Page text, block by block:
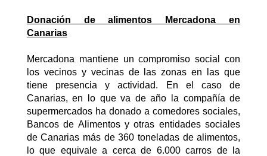
Donación de alimentos Mercadona en
Canarias
Mercadona mantiene un compromiso social con
los vecinos y vecinas de las zonas en las que
tiene presencia y actividad. En el caso de
Canarias, en lo que va de año la compañía de
supermercados ha donado a comedores sociales,
Bancos de Alimentos y otras entidades sociales
de Canarias más de 360 toneladas de alimentos,
lo que equivale a cerca de 6.000 carros de la